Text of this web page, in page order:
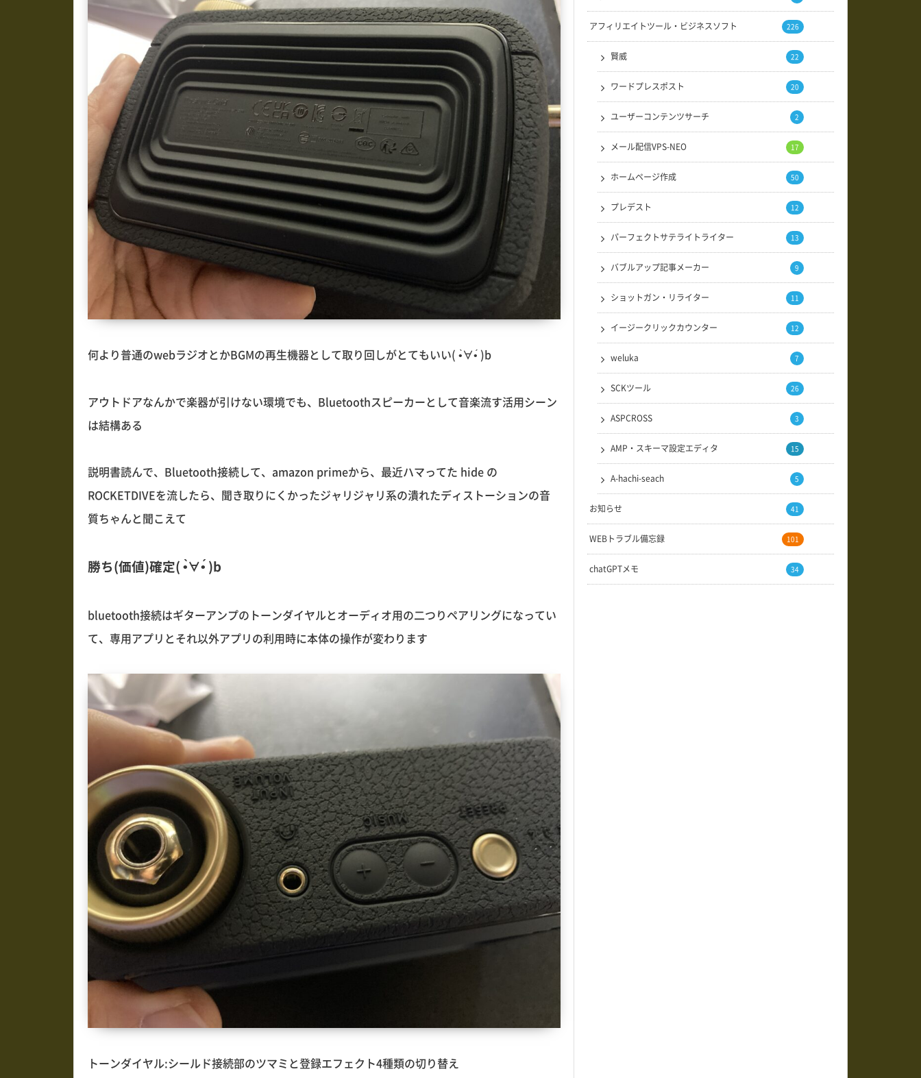
何より普通のwebラジオとかBGMの再生機器として取り回しがとてもいい( •̀∀•́ )b
アウトドアなんかで楽器が引けない環境でも、Bluetoothスピーカーとして音楽流す活用シーン
は結構ある
説明書読んで、Bluetooth接続して、amazon primeから、最近ハマってた hide の
ROCKETDIVEを流したら、聞き取りにくかったジャリジャリ系の潰れたディストーションの音
質ちゃんと聞こえて
勝ち(価値)確定( •̀∀•́ )b
bluetooth接続はギターアンプのトーンダイヤルとオーディオ用の二つりペアリングになってい
て、専用アプリとそれ以外アプリの利用時に本体の操作が変わります
トーンダイヤル:シールド接続部のツマミと登録エフェクト4種類の切り替え
アフィリエイトツール・ビジネスソフト 226
賢威 22
ワードプレスポスト 20
ユーザーコンテンツサーチ 2
メール配信VPS-NEO 17
ホームページ作成 50
プレデスト 12
パーフェクトサテライトライター 13
バブルアップ記事メーカー 9
ショットガン・リライター 11
イージークリックカウンター 12
weluka 7
SCKツール 26
ASPCROSS 3
AMP・スキーマ設定エディタ 15
A-hachi-seach 5
お知らせ 41
WEBトラブル備忘録 101
chatGPTメモ 34